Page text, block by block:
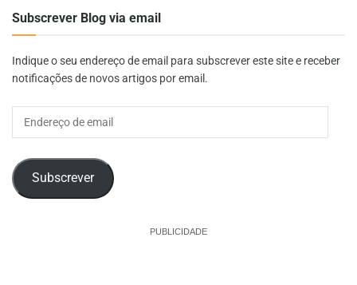
Subscrever Blog via email
Indique o seu endereço de email para subscrever este site e receber
notificações de novos artigos por email.
Subscrever
PUBLICIDADE